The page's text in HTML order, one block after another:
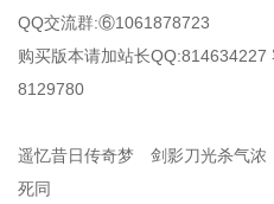
QQ交流群:⑥1061878723
购买版本请加站长
8129780
遥忆昔日传奇梦 剑影刀光杀气
死同